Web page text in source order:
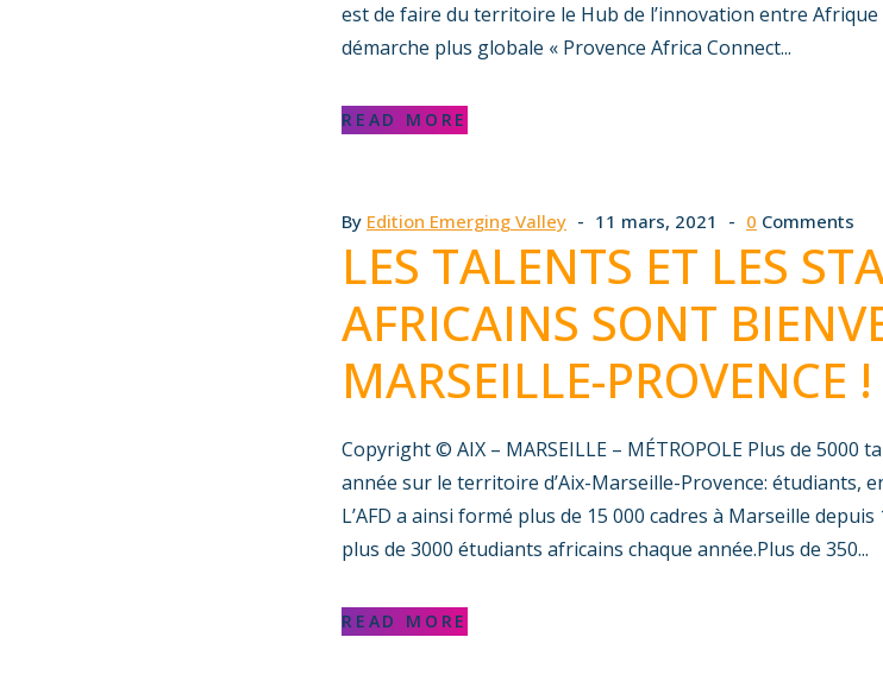
est de faire du territoire le Hub de l’innovation entre Afrique
démarche plus globale « Provence Africa Connect...
READ MORE
By Edition Emerging Valley 11 mars, 2021 0 Comments
LES TALENTS ET LES
AFRICAINS SONT
MARSEILLE-PROVENCE !
Copyright © AIX – MARSEILLE – MÉTROPOLE Plus de
année sur le territoire d’Aix-Marseille-Provence: étudiants,
L’AFD a ainsi formé plus de 15 000 cadres à Marseille
plus de 3000 étudiants africains chaque année.Plus de 350...
READ MORE